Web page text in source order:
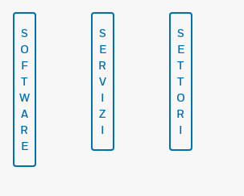
S
O
F
T
W
A
R
E
S
E
R
V
I
Z
I
S
E
T
T
O
R
I